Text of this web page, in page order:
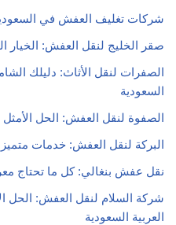
شركات تغليف العفش في
صقر الخليج لنقل العفش: الخيار
الصفرات لنقل الأثاث: دليلك
السعودية
الصفوة لنقل العفش: الحل
البركة لنقل العفش: خدمات
نقل عفش بنغالي: كل ما تحتاج
شركة السلام لنقل العفش: الحل
العربية السعودية